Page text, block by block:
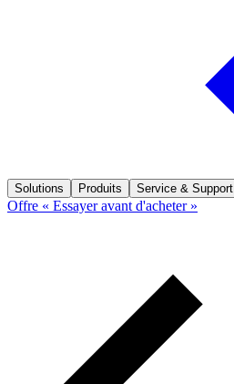
Solutions Produits Service & Support
Offre « Essayer avant d'acheter »